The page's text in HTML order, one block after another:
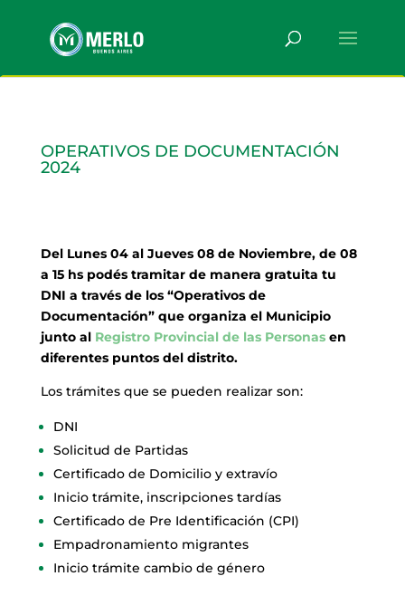
OPERATIVOS DE DOCUMENTACIÓN
2024
Del Lunes 04 al Jueves 08 de Noviembre, de 08
a 15 hs podés tramitar de manera gratuita tu
DNI a través de los “Operativos de
Documentación” que organiza el Municipio
junto al Registro Provincial de las Personasen
diferentes puntos del distrito.
Los trámites que se pueden realizar son:
DNI
Solicitud de Partidas
Certificado de Domicilio y extravío
Inicio trámite, inscripciones tardías
Certificado de Pre Identificación (CPI)
Empadronamiento migrantes
Inicio trámite cambio de género